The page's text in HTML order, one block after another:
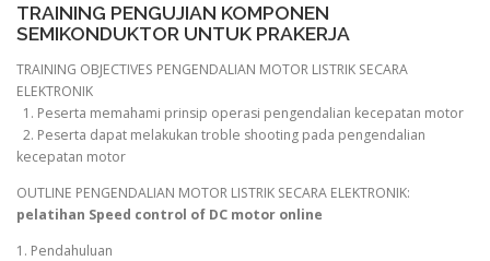
TRAINING PENGUJIAN KOMPONEN
SEMIKONDUKTOR UNTUK PRAKERJA
TRAINING OBJECTIVES PENGENDALIAN MOTOR LISTRIK SECARA
ELEKTRONIK
1. Peserta memahami prinsip operasi pengendalian kecepatan motor
2. Peserta dapat melakukan troble shooting pada pengendalian
kecepatan motor
OUTLINE PENGENDALIAN MOTOR LISTRIK SECARA ELEKTRONIK:
pelatihan Speed control of DC motor online
1. Pendahuluan